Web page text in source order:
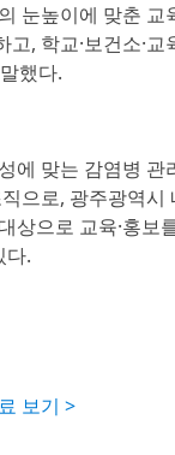
눈높이에 맞춘
, 학교·보건소·
했다.
에 맞는 감염병
으로, 광주광역시
상으로 교육·홍보
다.
보기 >